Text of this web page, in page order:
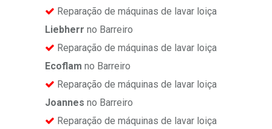
Reparação de máquinas de lavar loiça
Liebherr no Barreiro
Reparação de máquinas de lavar loiça
Ecoflam no Barreiro
Reparação de máquinas de lavar loiça
Joannes no Barreiro
Reparação de máquinas de lavar loiça